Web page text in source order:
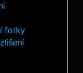
fotky